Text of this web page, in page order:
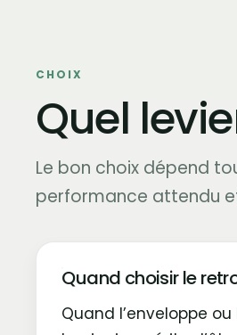
CHOIX
Quel
Le bon choix dépend
performance attendu
Quand choisir le
Quand l’enveloppe